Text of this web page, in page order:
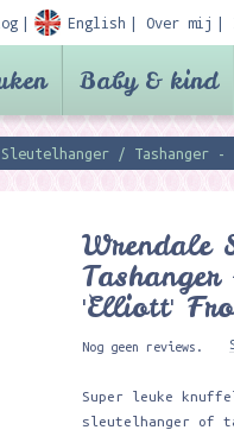
English Over mij
Baby & kind
Sleutelhanger /
Wrendale
'Elliott'
Nog geen reviews.
Super leuke
sleutelhanger of